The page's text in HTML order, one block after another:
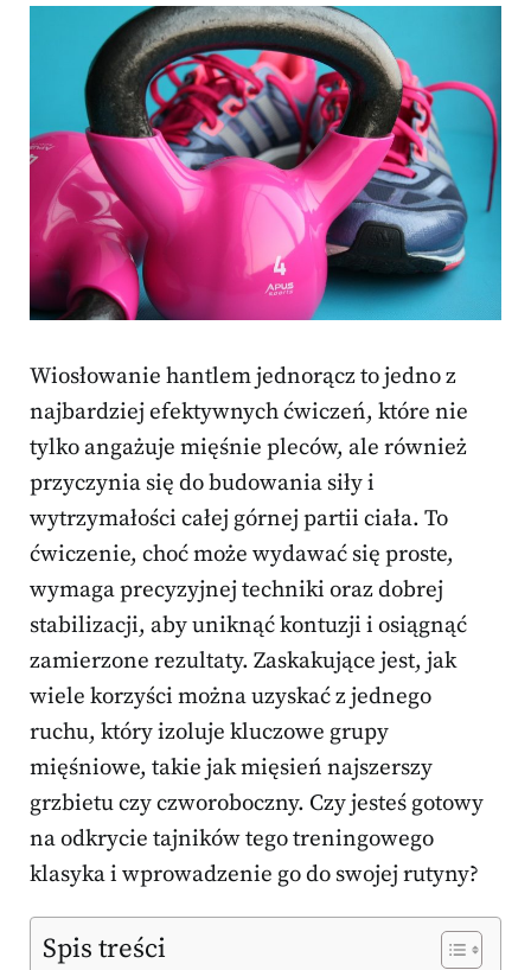
Wiosłowanie hantlem jednorącz to jedno z
najbardziej efektywnych ćwiczeń, które nie
tylko angażuje mięśnie pleców, ale również
przyczynia się do budowania siły i
wytrzymałości całej górnej partii ciała. To
ćwiczenie, choć może wydawać się proste,
wymaga precyzyjnej techniki oraz dobrej
stabilizacji, aby uniknąć kontuzji i osiągnąć
zamierzone rezultaty. Zaskakujące jest, jak
wiele korzyści można uzyskać z jednego
ruchu, który izoluje kluczowe grupy
mięśniowe, takie jak mięsień najszerszy
grzbietu czy czworoboczny. Czy jesteś gotowy
na odkrycie tajników tego treningowego
klasyka i wprowadzenie go do swojej rutyny?
Spis treści